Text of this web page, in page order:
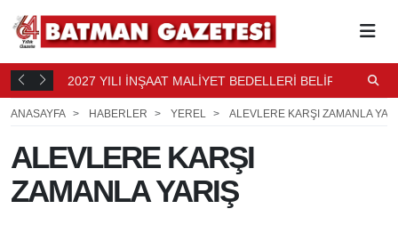
16 SAAT 2027 YILI İNŞAAT MALİYET BEDELLERİ BELİRLENDİ
ANASAYFA HABERLER YEREL ALEVLERE KARŞI ZAMANLA
ALEVLERE KARŞI
ZAMANLA YARIŞ